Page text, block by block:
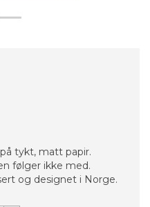
tykt, matt papir.
følger ikke med.
og designet i Norge.